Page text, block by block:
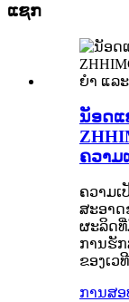
ແຊກ
ນັອດແ
ຄວາມ
ຄວາມເ
ສະອາດ
ຜະລິດທີ່
ການຮັ
ຂອງເ
ການສອ